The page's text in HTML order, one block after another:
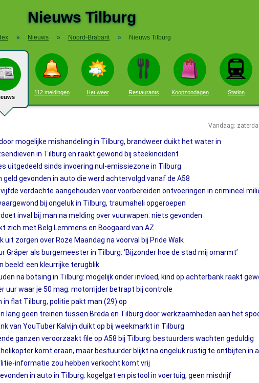
Nieuws Tilburg
» Nieuws » Noord-Brabant » Nieuws Tilburg
112 meldingen Het weer Restaurants Koopzondagen Station
Vandaag:
mogelijke mishandeling in Tilburg, brandweer duikt het water in
in Tilburg en raakt gewond bij steekincident
uitgedeeld sinds invoering nul-emissiezone in Tilburg
geld gevonden in auto die werd achtervolgd vanaf de A58
verdachte aangehouden voor voorbereiden ontvoeringen in crimineel
bij ongeluk in Tilburg, traumaheli opgeroepen
inval bij man na melding over vuurwapen: niets gevonden
zich met Belg Lemmens en Boogaard van AZ
uit zorgen over Roze Maandag na voorval bij Pride Walk
Gräper als burgemeester in Tilburg: ‘Bijzonder hoe de stad mij omarmt’
beeld: een kleurrijke terugblik
na botsing in Tilburg: mogelijk onder invloed, kind op achterbank raakt
uur waar je 50 mag: motorrijder betrapt bij controle
in flat Tilburg, politie pakt man (29) op
lang geen treinen tussen Breda en Tilburg door werkzaamheden aan het
van YouTuber Kalvijn duikt op bij weekmarkt in Tilburg
ganzen veroorzaakt file op A58 bij Tilburg: bestuurders wachten geduldig
komt eraan, maar bestuurder blijkt na ongeluk rustig te ontbijten in
informatie zou hebben verkocht komt vrij
in auto in Tilburg: kogelgat en pistool in voertuig, geen misdrijf